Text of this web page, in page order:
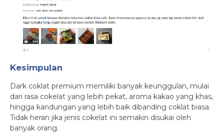
Kesimpulan
Dark coklat premium memiliki banyak keunggulan, mulai
dari rasa cokelat yang lebih pekat, aroma kakao yang khas,
hingga kandungan yang lebih baik dibanding coklat biasa.
Tidak heran jika jenis cokelat ini semakin disukai oleh
banyak orang.